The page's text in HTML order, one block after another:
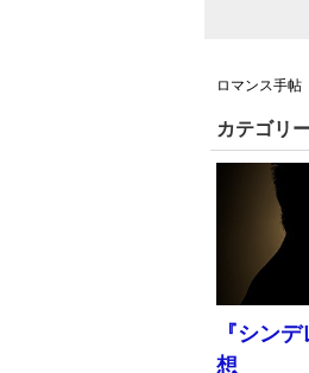
ロマンス手帖
カテゴリ
『シン
想